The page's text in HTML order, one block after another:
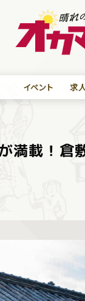
イベント 求人
満載！倉